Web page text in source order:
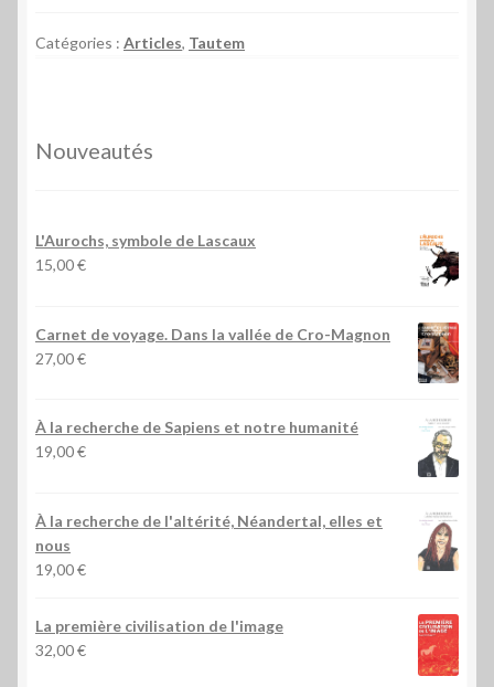
Catégories : Articles, Tautem
Nouveautés
L'Aurochs, symbole de Lascaux
15,00€
Carnet de voyage. Dans la vallée de Cro-Magnon
27,00€
À la recherche de Sapiens et notre humanité
19,00€
À la recherche de l'altérité, Néandertal, elles et
nous
19,00€
La première civilisation de l'image
32,00€